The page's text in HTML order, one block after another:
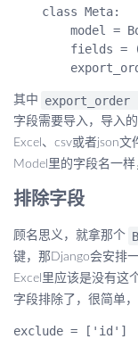
    class Meta:
model =
fields =
其中 export_order
字段需要导入，导入
Excel、csv或者json文
Model里的字段名一样
排除字段
顾名思义，就拿那个
键，那Django会安排
Excel里应该是没有这
字段排除了，很简单